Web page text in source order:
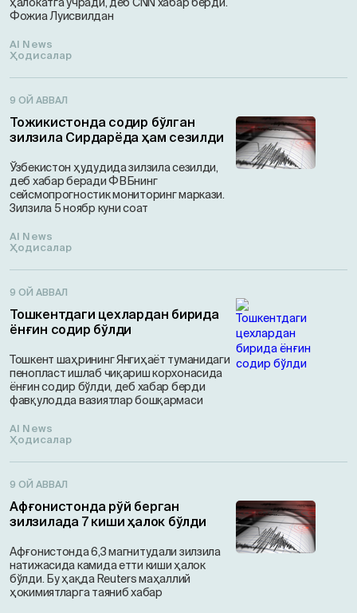
Фожиа Луисвилдан
AI News
Ҳодисалар
9 ОЙ АВВАЛ
Тожикистонда содир бўлган
зилзила Сирдарёда ҳам сезилди
Ўзбекистон ҳудудида зилзила сезилди,
деб хабар беради ФВБнинг
сейсмопрогностик мониторинг маркази.
Зилзила 5 ноябр куни соат
AI News
Ҳодисалар
9 ОЙ АВВАЛ
Тошкентдаги цехлардан бирида
ёнғин содир бўлди
Тошкент шаҳрининг Янгиҳаёт туманидаги
пенопласт ишлаб чиқариш корхонасида
ёнғин содир бўлди, деб хабар берди
фавқулодда вазиятлар бошқармаси
AI News
Ҳодисалар
9 ОЙ АВВАЛ
Афғонистонда рўй берган
зилзилада 7 киши ҳалок бўлди
Афғонистонда 6,3 магнитудали зилзила
натижасида камида етти киши ҳалок
бўлди. Бу ҳақда Reuters маҳаллий
ҳокимиятларга таяниб хабар